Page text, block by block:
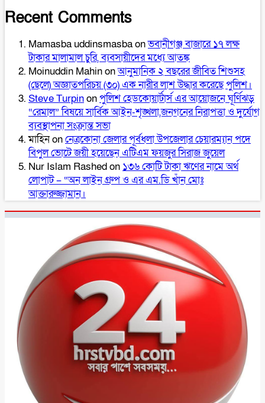
Recent Comments
Mamasba uddinsmasbaonভবানীগঞ্জ বাজারে ১৭ লক্ষ
টাকার মালামাল চুরি, ব্যবসায়ীদের মধ্যে আতঙ্ক
Moinuddin Mahinonআনুমানিক ২ বছরের জীবিত শিশুসহ
(ছেলে) অজ্ঞাতপরিচয় (৩০) এক নারীর লাশ উদ্ধার করেছে পুলিশ।
Steve Turpinonপুলিশ হেডকোয়ার্টার্স এর আয়োজনে ঘূর্ণিঝড়
“রেমাল” বিষয়ে সার্বিক আইন-শৃঙ্খলা,জনগনের নিরাপত্তা ও দুর্যোগ
ব্যবস্থাপনা সংক্রান্ত সভা
মাহিনonনেত্রকোনা জেলার পূর্বধলা উপজেলার চেয়ারম্যান পদে
বিপুল ভোটে জয়ী হয়েছেন এটিএম ফয়জুর সিরাজ জুয়েল
Nur Islam Rashedon ১৩৬ কোটি টাকা ঋণের নামে অর্থ
লোপাট – “অন লাইন গ্রুপ ও এর এম.ডি খাঁন মোঃ
আক্তারুজ্জামান।